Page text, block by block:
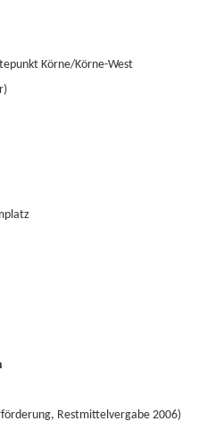
Körne/Körne-West
Restmittelvergabe 2006)